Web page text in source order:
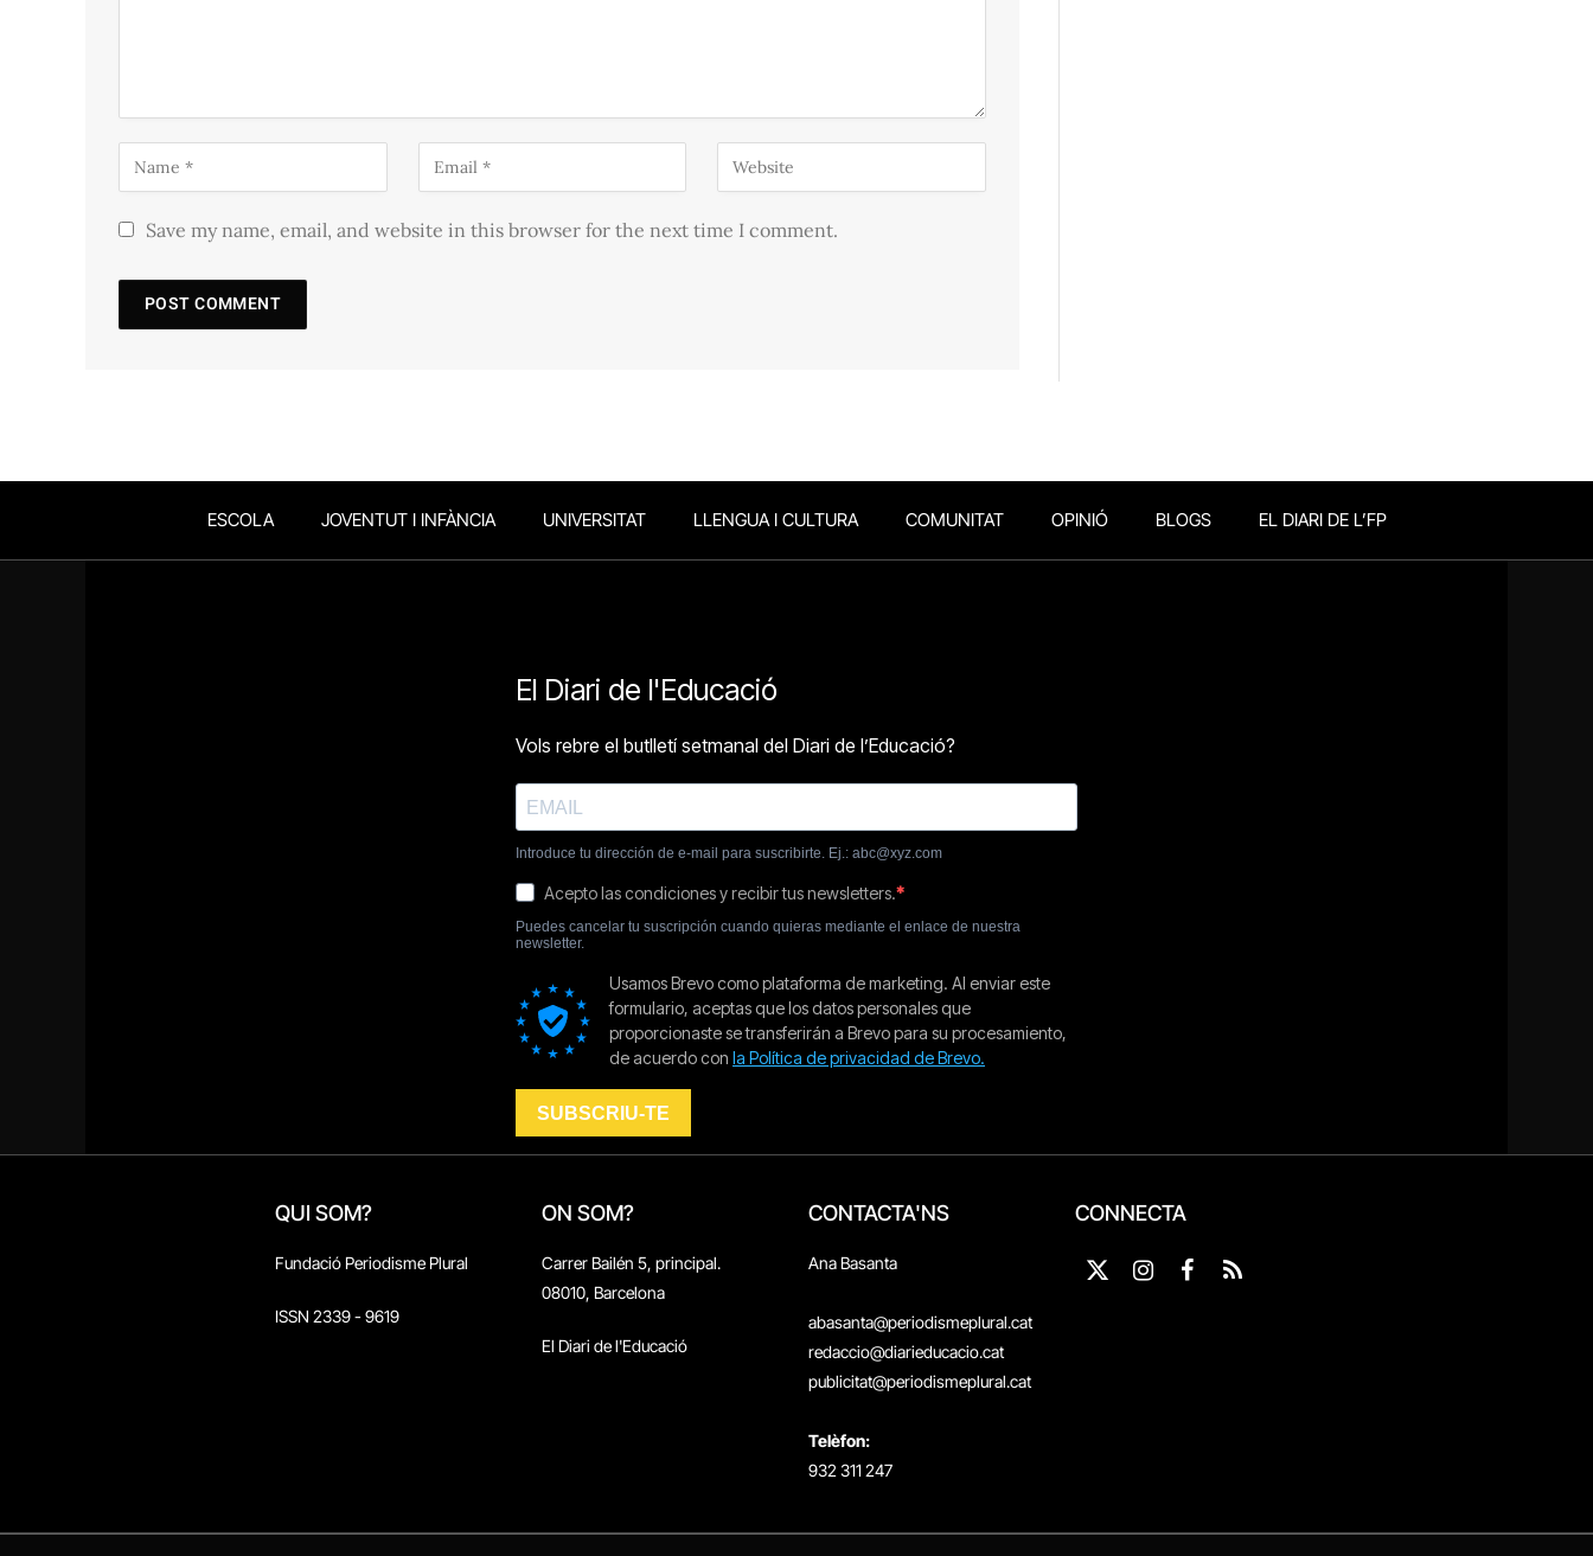
Save my name, email, and website in this browser for the next time I comment.
ESCOLA JOVENTUT I INFÀNCIA UNIVERSITAT LLENGUA I CULTURA COMUNITAT OPINIÓ BLOGS EL DIARI DE L’FP
QUI SOM?
Fundació Periodisme Plural
ISSN 2339 - 9619
ON SOM?
Carrer Bailén 5, principal.
08010, Barcelona
El Diari de l'Educació
CONTACTA'NS
Ana Basanta
abasanta@periodismeplural.cat
redaccio@diarieducacio.cat
publicitat@periodismeplural.cat
Telèfon:
932 311 247
CONNECTA
X
Instagram
Facebook
RSS